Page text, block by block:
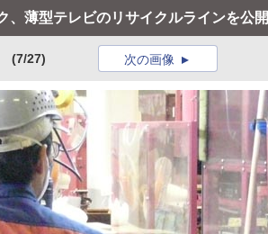
、薄型テレビのリサイクルラインを公開
(7/27) 次の画像